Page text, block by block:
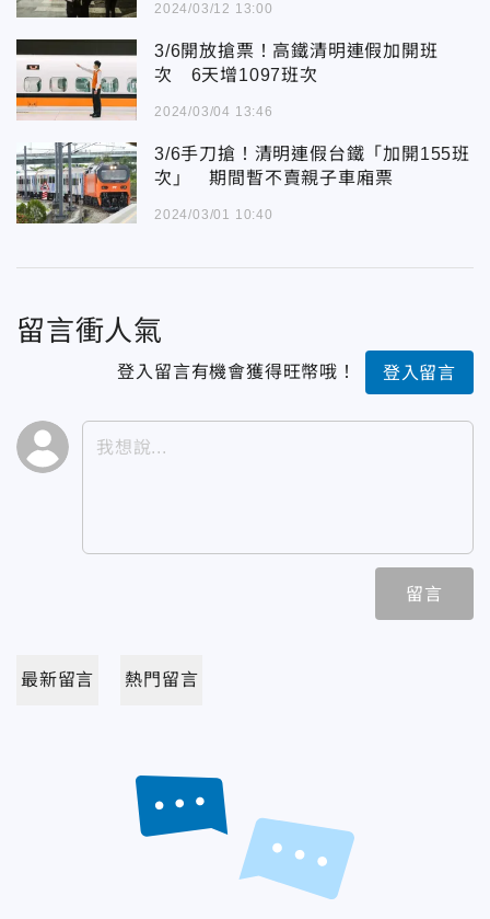
2024/03/12 13:00
3/6開放搶票！高鐵清明連假加開班
次 6天增1097班次
2024/03/04 13:46
3/6手刀搶！清明連假台鐵「加開155班
次」 期間暫不賣親子車廂票
2024/03/01 10:40
留言衝人氣
登入留言有機會獲得旺幣哦！ 登入留言
留言
最新留言 熱門留言